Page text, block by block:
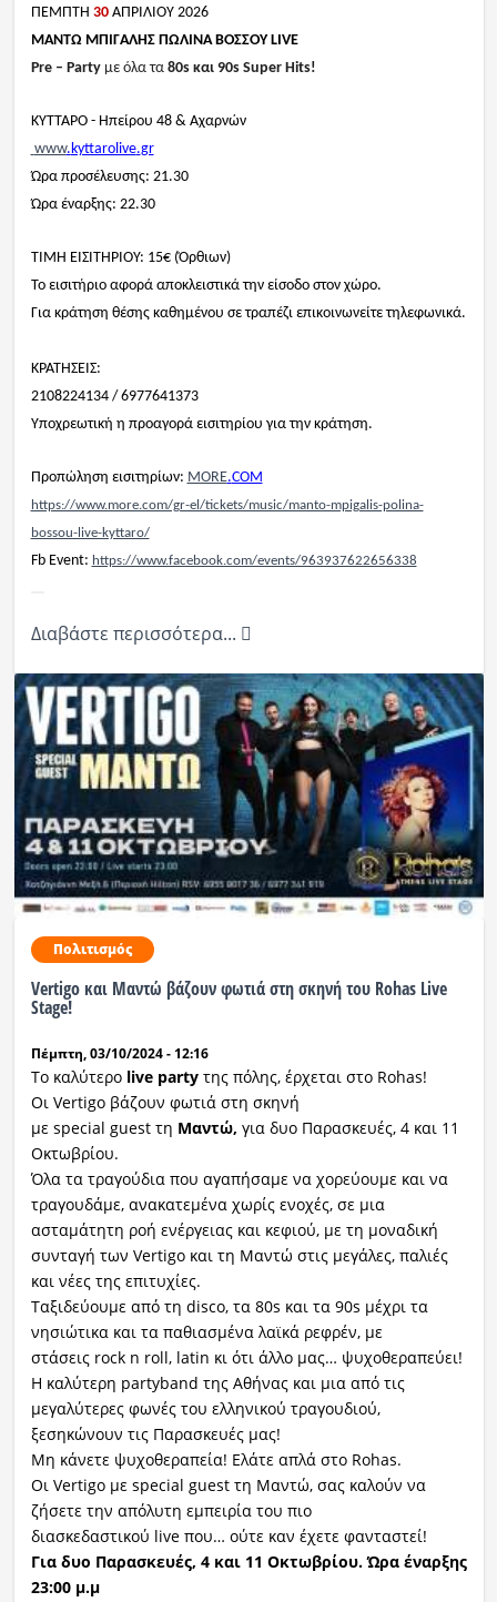
ΠΕΜΠΤΗ 30ΑΠΡΙΛΙΟΥ 2026
ΜΑΝΤΩ ΜΠΙΓΑΛΗΣ ΠΩΛΙΝΑ ΒΟΣΣΟΥLIVE
Pre – Party με όλα τα80s και90s Super Hits!
ΚΥΤΤΑΡΟ - Ηπείρου 48 & Αχαρνών
www.kyttarolive.gr
Ώρα προσέλευσης: 21.30
Ώρα έναρξης: 22.30
ΤΙΜΗ ΕΙΣΙΤΗΡΙΟΥ: 15€ (Όρθιων)
Το εισιτήριο αφορά αποκλειστικά την είσοδο στον χώρο.
Για κράτηση θέσης καθημένου σε τραπέζι επικοινωνείτε τηλεφωνικά.
ΚΡΑΤΗΣΕΙΣ:
2108224134 / 6977641373
Υποχρεωτική η προαγορά εισιτηρίου για την κράτηση.
Προπώληση εισιτηρίων: MORE.COM
https://www.more.com/gr-el/tickets/music/manto-mpigalis-polina-
bossou-live-kyttaro/
Fb Event: https://www.facebook.com/events/963937622656338
Διαβάστε περισσότερα...
Πολιτισμός
Vertigo και Μαντώ βάζουν φωτιά στη σκηνή του Rohas Live
Stage!
Πέμπτη, 03/10/2024 - 12:16
Το καλύτερο live partyτης πόλης, έρχεται στο Rohas!
Οι Vertigo βάζουν φωτιά στη σκηνή
με special guest τη Μαντώ, για δυο Παρασκευές, 4 και 11
Οκτωβρίου.
Όλα τα τραγούδια που αγαπήσαμε να χορεύουμε και να
τραγουδάμε, ανακατεμένα χωρίς ενοχές, σε μια
ασταμάτητη ροή ενέργειας και κεφιού, με τη μοναδική
συνταγή των Vertigo και τη Μαντώ στις μεγάλες, παλιές
και νέες της επιτυχίες.
Ταξιδεύουμε από τη disco, τα 80s και τα 90s μέχρι τα
νησιώτικα και τα παθιασμένα λαϊκά ρεφρέν, με
στάσεις rock n roll, latin κι ότι άλλο μας… ψυχοθεραπεύει!
Η καλύτερη partyband της Αθήνας και μια από τις
μεγαλύτερες φωνές του ελληνικού τραγουδιού,
ξεσηκώνουν τις Παρασκευές μας!
Μη κάνετε ψυχοθεραπεία! Ελάτε απλά στο Rohas.
Οι Vertigo με special guest τη Μαντώ, σας καλούν να
ζήσετε την απόλυτη εμπειρία του πιο
διασκεδαστικού live που… ούτε καν έχετε φανταστεί!
Για δυο Παρασκευές, 4 και 11 Οκτωβρίου. Ώρα έναρξης
23:00 μ.μ